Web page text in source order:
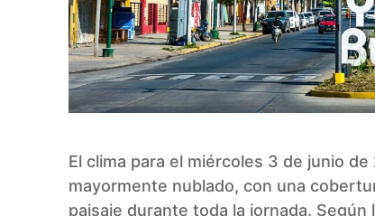
El clima para el miércoles 3 de junio
mayormente nublado, con una
paisaje durante toda la jornada.